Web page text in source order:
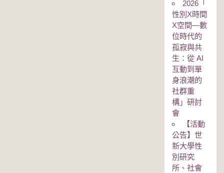
2026「
性別Χ時間
Χ空間—數
位時代的
孤寂與共
生：從 AI
互動到單
身浪潮的
社群重
構」研討
會
【活動
公告】世
新大學性
別研究
所、社會